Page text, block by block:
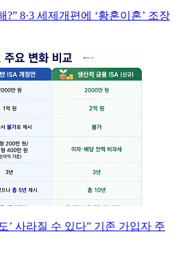
?” 8·3 세제개편에 ‘황혼이혼’ 조장
’ 사라질 수 있다” 기존 가입자 주